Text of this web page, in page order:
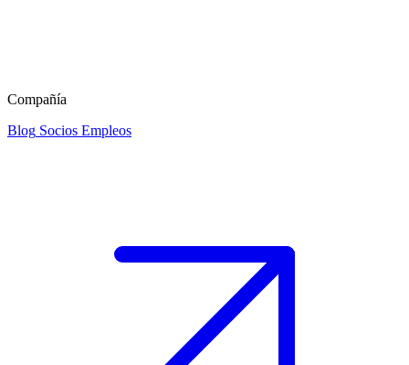
Compañía
Blog Socios Empleos